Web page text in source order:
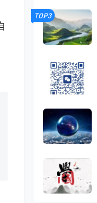
TOP3